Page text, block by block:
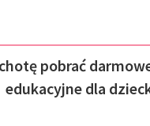
pobrać
edukacyjne dla